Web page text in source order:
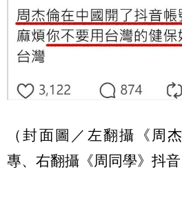
（封面圖／左翻攝《周
專、右翻攝《周同學》抖音